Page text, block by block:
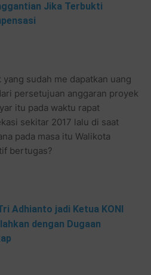
Jika Terbukti
yang sudah me dapatkan uang
persetujuan anggaran proyek
itu pada waktu rapat
sekitar 2017 lalu di saat
pada masa itu Walikota
bertugas?
Adhianto jadi Ketua KONI
dengan Dugaan